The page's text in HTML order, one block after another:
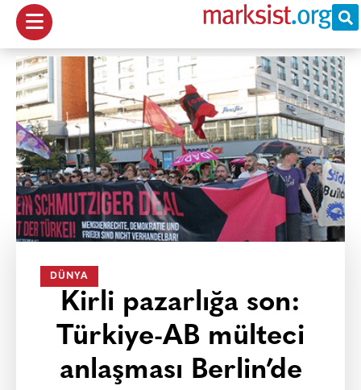
DÜNYA
Kirli pazarlığa son:
Türkiye-AB mülteci
anlaşması Berlin’de